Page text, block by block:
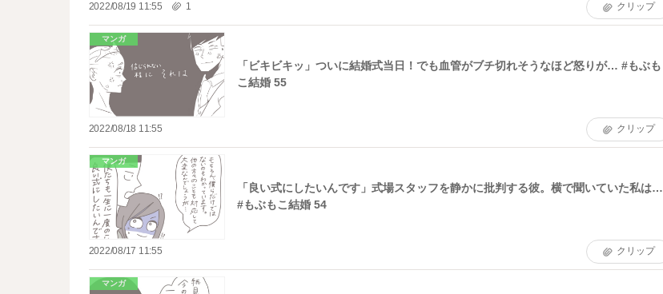
2022/08/19 11:55 1 クリップ
マンガ
「ビキビキッ」ついに結婚式当日！でも血管がブチ切れそうなほど怒りが… #もぶも
こ結婚 55
2022/08/18 11:55 クリップ
マンガ
「良い式にしたいんです」式場スタッフを静かに批判する彼。横で聞いていた私は…
#もぶもこ結婚 54
2022/08/17 11:55 クリップ
マンガ